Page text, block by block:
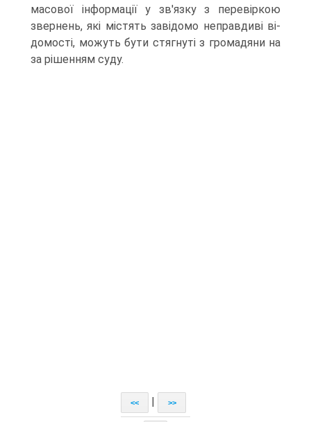
масової інформа­ції у зв'язку з перевіркою
звернень, які містять завідомо неправдиві ві­
домості, можуть бути стягнуті з громадяни на
за рішенням суду.
<< >>